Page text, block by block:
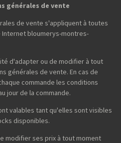
générales de vente
de vente s'appliquent à toutes
bloumerys-montres-
d'adapter ou de modifier à tout
générales de vente. En cas de
commande les conditions
jour de la commande.
valables tant qu'elles sont visibles
disponibles.
modifier ses prix à tout moment